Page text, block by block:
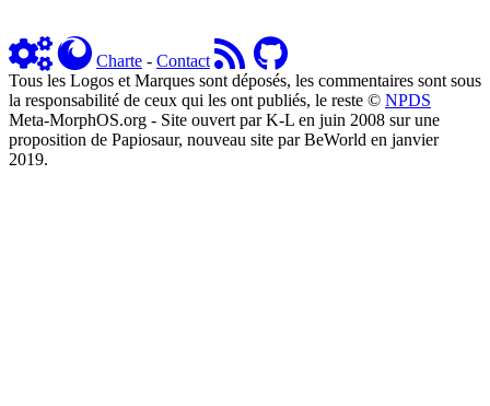
Charte - Contact
Tous les Logos et Marques sont déposés, les commentaires sont sous
la responsabilité de ceux qui les ont publiés, le reste © NPDS
Meta-MorphOS.org - Site ouvert par K-L en juin 2008 sur une
proposition de Papiosaur, nouveau site par BeWorld en janvier
2019.